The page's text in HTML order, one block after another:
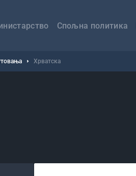
Спољна политика
Хрватска